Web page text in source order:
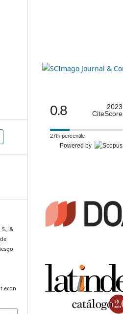
S., &
0.8
2023
CiteScore
27th percentile
Powered by